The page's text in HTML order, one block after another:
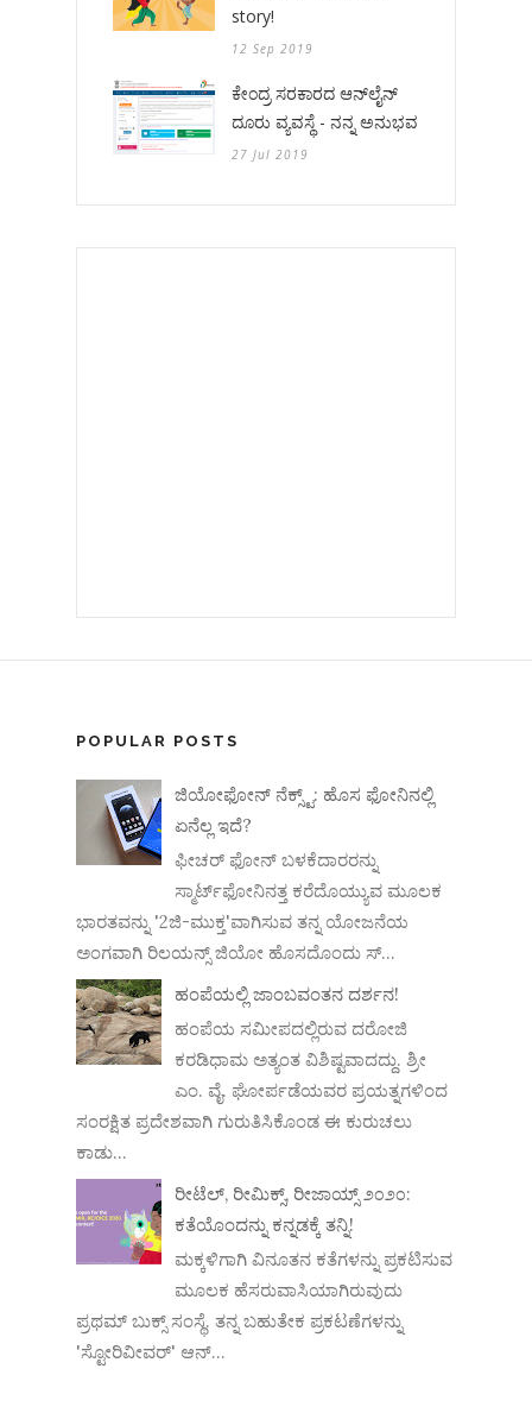
story!
12 Sep 2019
ಕೇಂದ್ರ ಸರಕಾರದ ಆನ್‌ಲೈನ್
ದೂರು ವ್ಯವಸ್ಥೆ - ನನ್ನ ಅನುಭವ
27 Jul 2019
POPULAR POSTS
ಜಿಯೋಫೋನ್ ನೆಕ್ಸ್ಟ್: ಹೊಸ ಫೋನಿನಲ್ಲಿ
ಏನೆಲ್ಲ ಇದೆ?
ಫೀಚರ್ ಫೋನ್ ಬಳಕೆದಾರರನ್ನು
ಸ್ಮಾರ್ಟ್‌ಫೋನಿನತ್ತ ಕರೆದೊಯ್ಯುವ ಮೂಲಕ
ಭಾರತವನ್ನು '2ಜಿ-ಮುಕ್ತ'ವಾಗಿಸುವ ತನ್ನ ಯೋಜನೆಯ
ಅಂಗವಾಗಿ ರಿಲಯನ್ಸ್ ಜಿಯೋ ಹೊಸದೊಂದು ಸ್...
ಹಂಪೆಯಲ್ಲಿ ಜಾಂಬವಂತನ ದರ್ಶನ!
ಹಂಪೆಯ ಸಮೀಪದಲ್ಲಿರುವ ದರೋಜಿ
ಕರಡಿಧಾಮ ಅತ್ಯಂತ ವಿಶಿಷ್ಟವಾದದ್ದು. ಶ್ರೀ
ಎಂ. ವೈ. ಘೋರ್ಪಡೆಯವರ ಪ್ರಯತ್ನಗಳಿಂದ
ಸಂರಕ್ಷಿತ ಪ್ರದೇಶವಾಗಿ ಗುರುತಿಸಿಕೊಂಡ ಈ ಕುರುಚಲು
ಕಾಡು...
ರೀಟೆಲ್, ರೀಮಿಕ್ಸ್, ರೀಜಾಯ್ಸ್ ೨೦೨೦:
ಕತೆಯೊಂದನ್ನು ಕನ್ನಡಕ್ಕೆ ತನ್ನಿ!
ಮಕ್ಕಳಿಗಾಗಿ ವಿನೂತನ ಕತೆಗಳನ್ನು ಪ್ರಕಟಿಸುವ
ಮೂಲಕ ಹೆಸರುವಾಸಿಯಾಗಿರುವುದು
ಪ್ರಥಮ್ ಬುಕ್ಸ್ ಸಂಸ್ಥೆ. ತನ್ನ ಬಹುತೇಕ ಪ್ರಕಟಣೆಗಳನ್ನು
'ಸ್ಟೋರಿವೀವರ್' ಆನ್‌...